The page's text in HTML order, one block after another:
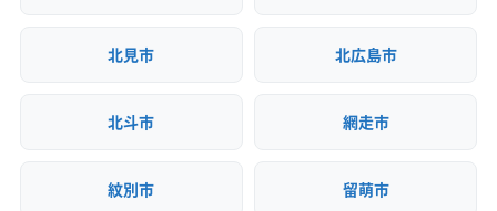
北見市 北広島市
北斗市 網走市
紋別市 留萌市